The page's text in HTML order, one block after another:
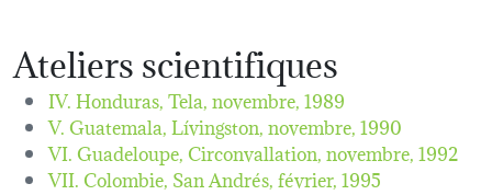
Ateliers scientifiques
IV. Honduras, Tela,novembre, 1989
V. Guatemala, Lívingston,novembre, 1990
VI. Guadeloupe, Circonvallation,novembre, 1992
VII. Colombie, San Andrés,février, 1995